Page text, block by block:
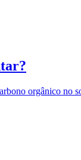
orgânico